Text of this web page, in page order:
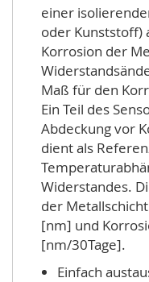
einer
oder Kunststoff)
Korrosion der
Maß für den
Ein Teil des
Abdeckung vor
dient als
Widerstandes.
der
[nm] und
[nm/30Tage].
Einfach